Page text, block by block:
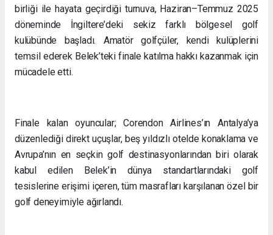
birliği ile hayata geçirdiği turnuva, Haziran–Temmuz 2025
döneminde İngiltere’deki sekiz farklı bölgesel golf
kulübünde başladı. Amatör golfçüler, kendi kulüplerini
temsil ederek Belek’teki finale katılma hakkı kazanmak için
mücadele etti.
Finale kalan oyuncular; Corendon Airlines’ın Antalya’ya
düzenlediği direkt uçuşlar, beş yıldızlı otelde konaklama ve
Avrupa’nın en seçkin golf destinasyonlarından biri olarak
kabul edilen Belek’in dünya standartlarındaki golf
tesislerine erişimi içeren, tüm masrafları karşılanan özel bir
golf deneyimiyle ağırlandı.